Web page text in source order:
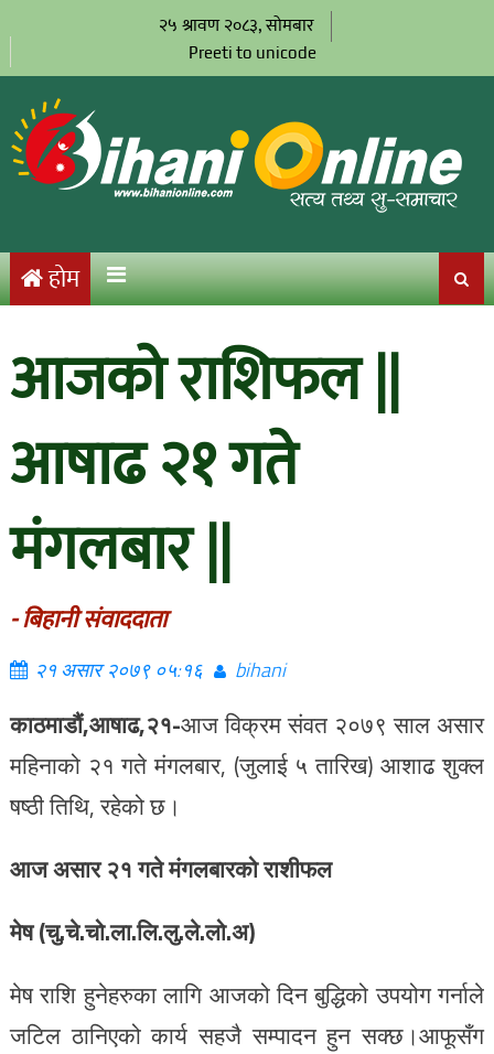
२५ श्रावण २०८३, सोमबार
Preeti to unicode
होम
आजको राशिफल ||
आषाढ २१ गते
मंगलबार ||
- बिहानी संवाददाता
२१ असार २०७९ ०५:१६ bihani
काठमाडौं,आषाढ,२१-आज विक्रम संवत २०७९ साल असार
महिनाको २१ गते मंगलबार, (जुलाई ५ तारिख) आशाढ शुक्ल
षष्ठी तिथि, रहेको छ।
आज असार २१ गते मंगलबारको राशीफल
मेष (चु.चे.चो.ला.लि.लु.ले.लो.अ)
मेष राशि हुनेहरुका लागि आजको दिन बुद्धिको उपयोग गर्नाले
जटिल ठानिएको कार्य सहजै सम्पादन हुन सक्छ।आफूसँग